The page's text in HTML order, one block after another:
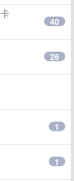
40
26
1
1